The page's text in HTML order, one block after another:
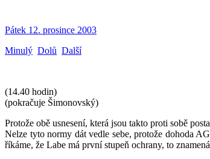
Pátek 12. prosince 2003
Minulý Dolů Další
(14.40 hodin)
(pokračuje Šimonovský)
Protože obě usnesení, která jsou takto proti sobě
Nelze tyto normy dát vedle sebe, protože dohoda
říkáme, že Labe má první stupeň ochrany, to